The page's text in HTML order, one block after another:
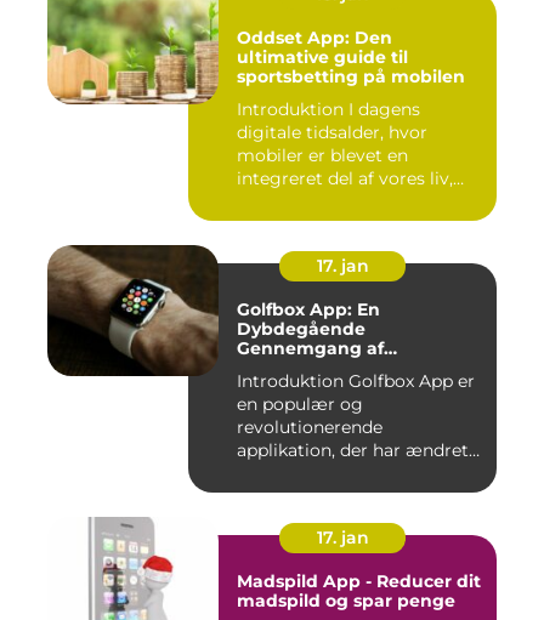
Oddset App: Den
ultimative guide til
sportsbetting på mobilen
Introduktion I dagens
digitale tidsalder, hvor
mobiler er blevet en
integreret del af vores liv,
17. jan
Golfbox App: En
Dybdegående
Gennemgang af
Introduktion Golfbox App er
en populær og
revolutionerende
applikation, der har ændret
17. jan
Madspild App - Reducer dit
madspild og spar penge